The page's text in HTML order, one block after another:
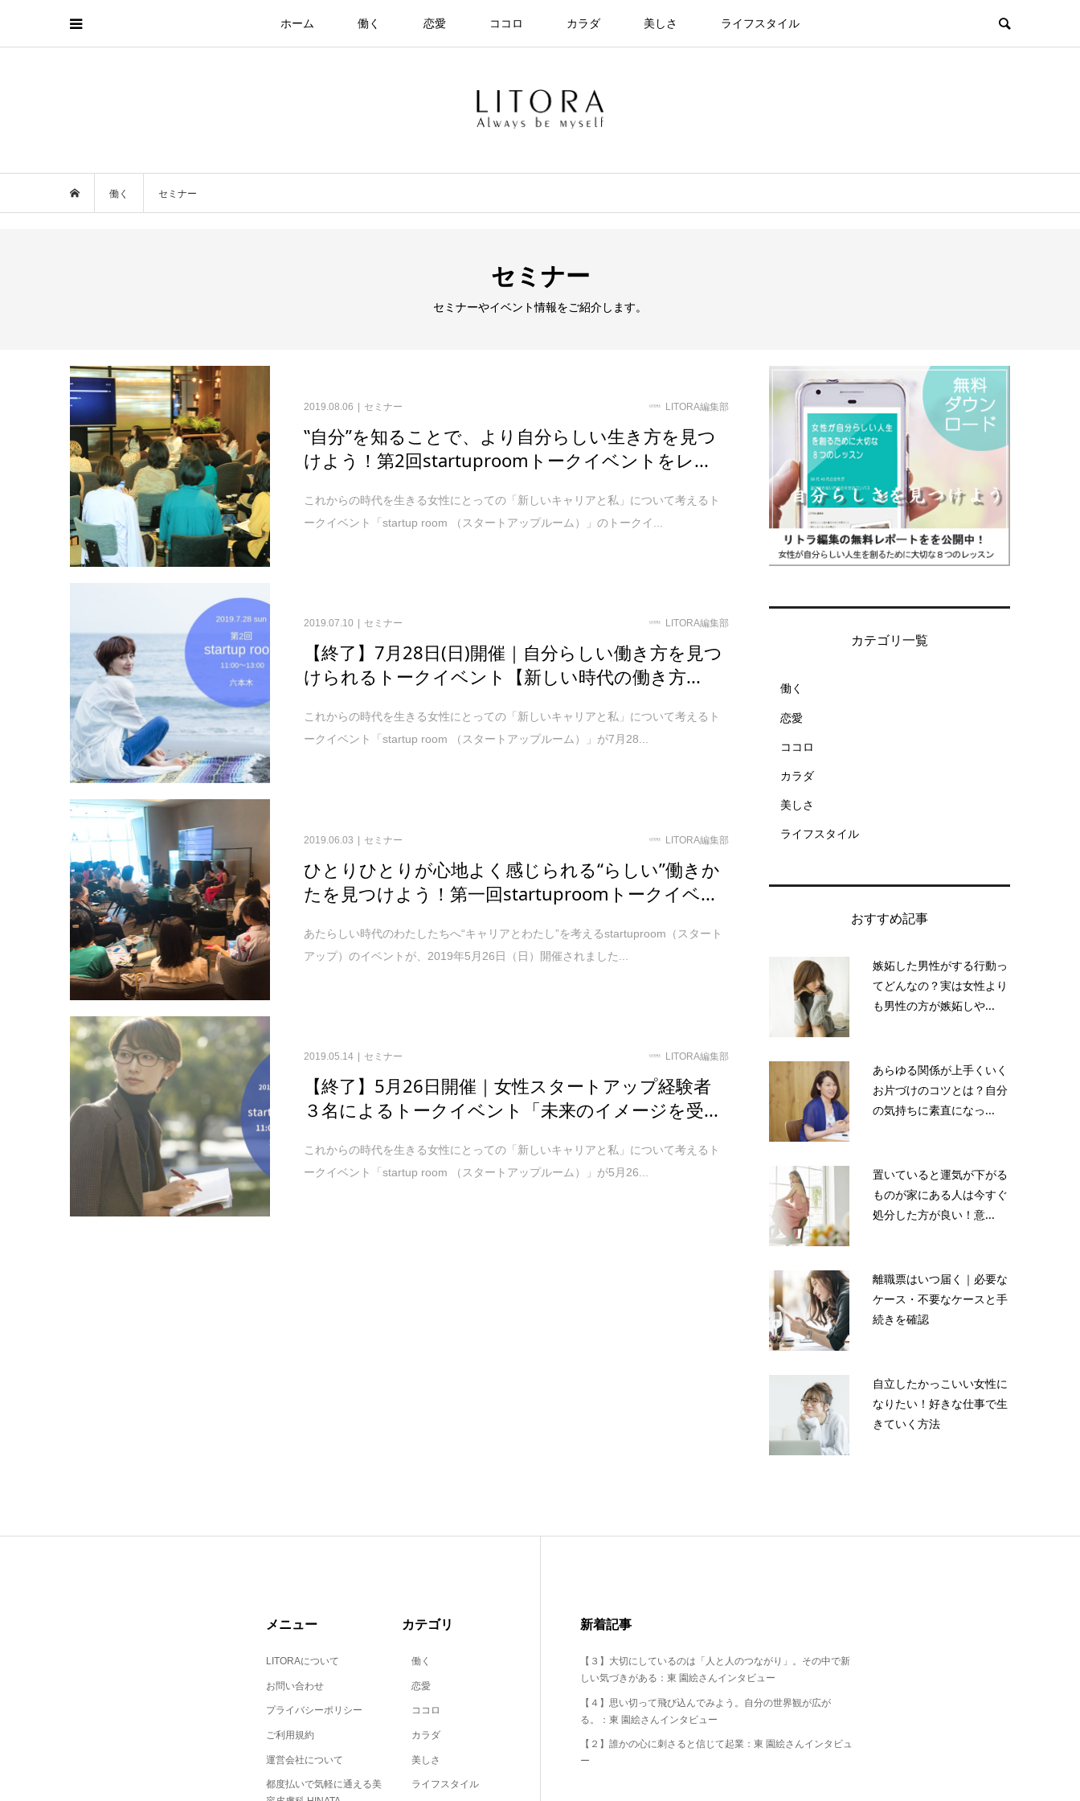
ホーム 働く 恋愛 ココロ カラダ 美しさ ライフスタイル
働く セミナー
セミナー
セミナーやイベント情報をご紹介します。
2019.08.06 セミナー LITORA編集部
‟自分”を知ることで、より自分らしい生き方を見つ
けよう！第2回startuproomトークイベントをレ...
これからの時代を生きる女性にとっての「新しいキャリアと私」について考えるト
ークイベント「startup room （スタートアップルーム）」のトークイ...
2019.07.10 セミナー LITORA編集部
【終了】7月28日(日)開催｜自分らしい働き方を見つ
けられるトークイベント【新しい時代の働き方...
これからの時代を生きる女性にとっての「新しいキャリアと私」について考えるト
ークイベント「startup room （スタートアップルーム）」が7月28...
2019.06.03 セミナー LITORA編集部
ひとりひとりが心地よく感じられる“らしい”働きか
たを見つけよう！第一回startuproomトークイベ...
あたらしい時代のわたしたちへ“キャリアとわたし”を考えるstartuproom（スタート
アップ）のイベントが、2019年5月26日（日）開催されました...
2019.05.14 セミナー LITORA編集部
【終了】5月26日開催｜女性スタートアップ経験者
３名によるトークイベント「未来のイメージを受...
これからの時代を生きる女性にとっての「新しいキャリアと私」について考えるト
ークイベント「startup room （スタートアップルーム）」が5月26...
カテゴリ一覧
働く
恋愛
ココロ
カラダ
美しさ
ライフスタイル
おすすめ記事
嫉妬した男性がする行動っ
てどんなの？実は女性より
も男性の方が嫉妬しや...
あらゆる関係が上手くいく
お片づけのコツとは？自分
の気持ちに素直になっ...
置いていると運気が下がる
ものが家にある人は今すぐ
処分した方が良い！意...
離職票はいつ届く｜必要な
ケース・不要なケースと手
続きを確認
自立したかっこいい女性に
なりたい！好きな仕事で生
きていく方法
メニュー
LITORAについて
お問い合わせ
プライバシーポリシー
ご利用規約
運営会社について
都度払いで気軽に通える美
カテゴリ
働く
恋愛
ココロ
カラダ
美しさ
ライフスタイル
新着記事
【３】大切にしているのは「人と人のつながり」。その中で新
しい気づきがある：東 園絵さんインタビュー
【４】思い切って飛び込んでみよう。自分の世界観が広が
る。：東 園絵さんインタビュー
【２】誰かの心に刺さると信じて起業：東 園絵さんインタビュ
ー